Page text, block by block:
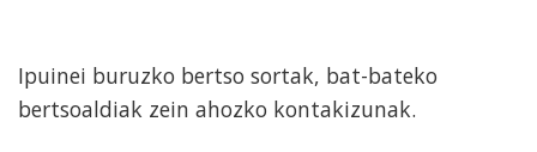
Ipuinei buruzko bertso sortak, bat-bateko
bertsoaldiak zein ahozko kontakizunak.